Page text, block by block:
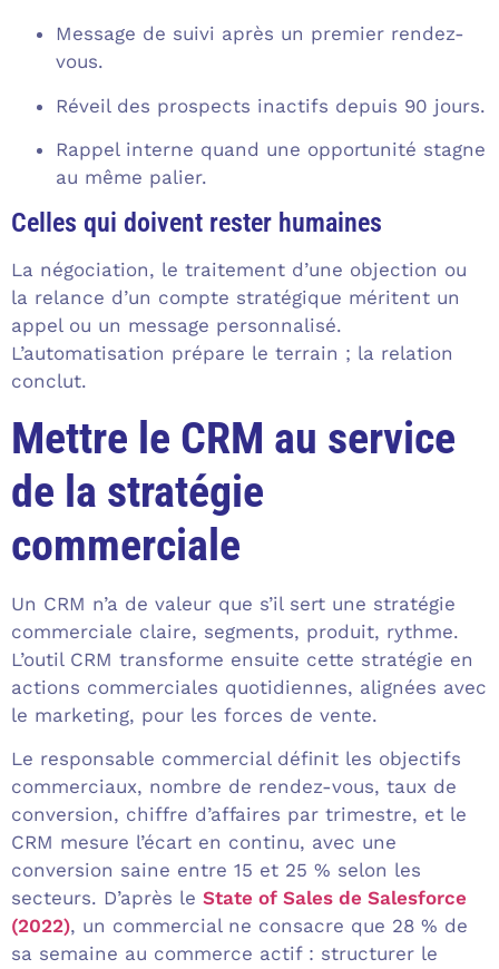
Message de suivi après un premier rendez-
vous.
Réveil des prospects inactifs depuis 90 jours.
Rappel interne quand une opportunité stagne
au même palier.
Celles qui doivent rester humaines
La négociation, le traitement d’une objection ou
la relance d’un compte stratégique méritent un
appel ou un message personnalisé.
L’automatisation prépare le terrain ; la relation
conclut.
Mettre le CRM au service
de la stratégie
commerciale
Un CRM n’a de valeur que s’il sert une stratégie
commerciale claire, segments, produit, rythme.
L’outil CRM transforme ensuite cette stratégie en
actions commerciales quotidiennes, alignées avec
le marketing, pour les forces de vente.
Le responsable commercial définit les objectifs
commerciaux, nombre de rendez-vous, taux de
conversion, chiffre d’affaires par trimestre, et le
CRM mesure l’écart en continu, avec une
conversion saine entre 15 et 25 % selon les
secteurs. D’après le State of Sales de Salesforce
(2022), un commercial ne consacre que 28 % de
sa semaine au commerce actif : structurer le